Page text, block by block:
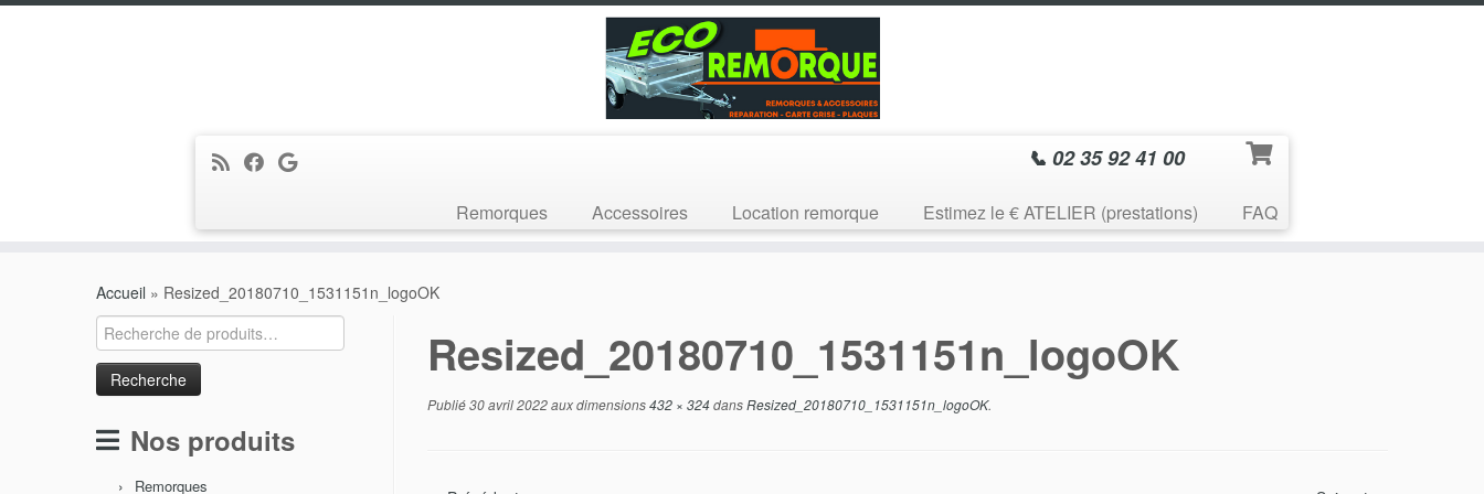
📞 02 35 92 41 00
Remorques Accessoires Location remorque Estimez le € ATELIER (prestations) FAQ
Accueil » Resized_20180710_1531151n_logoOK
Recherche
pour :
Nos produits
Remorques
Resized_20180710_1531151n_logoOK
Publié30 avril 2022aux dimensions432 × 324dansResized_20180710_1531151n_logoOK.